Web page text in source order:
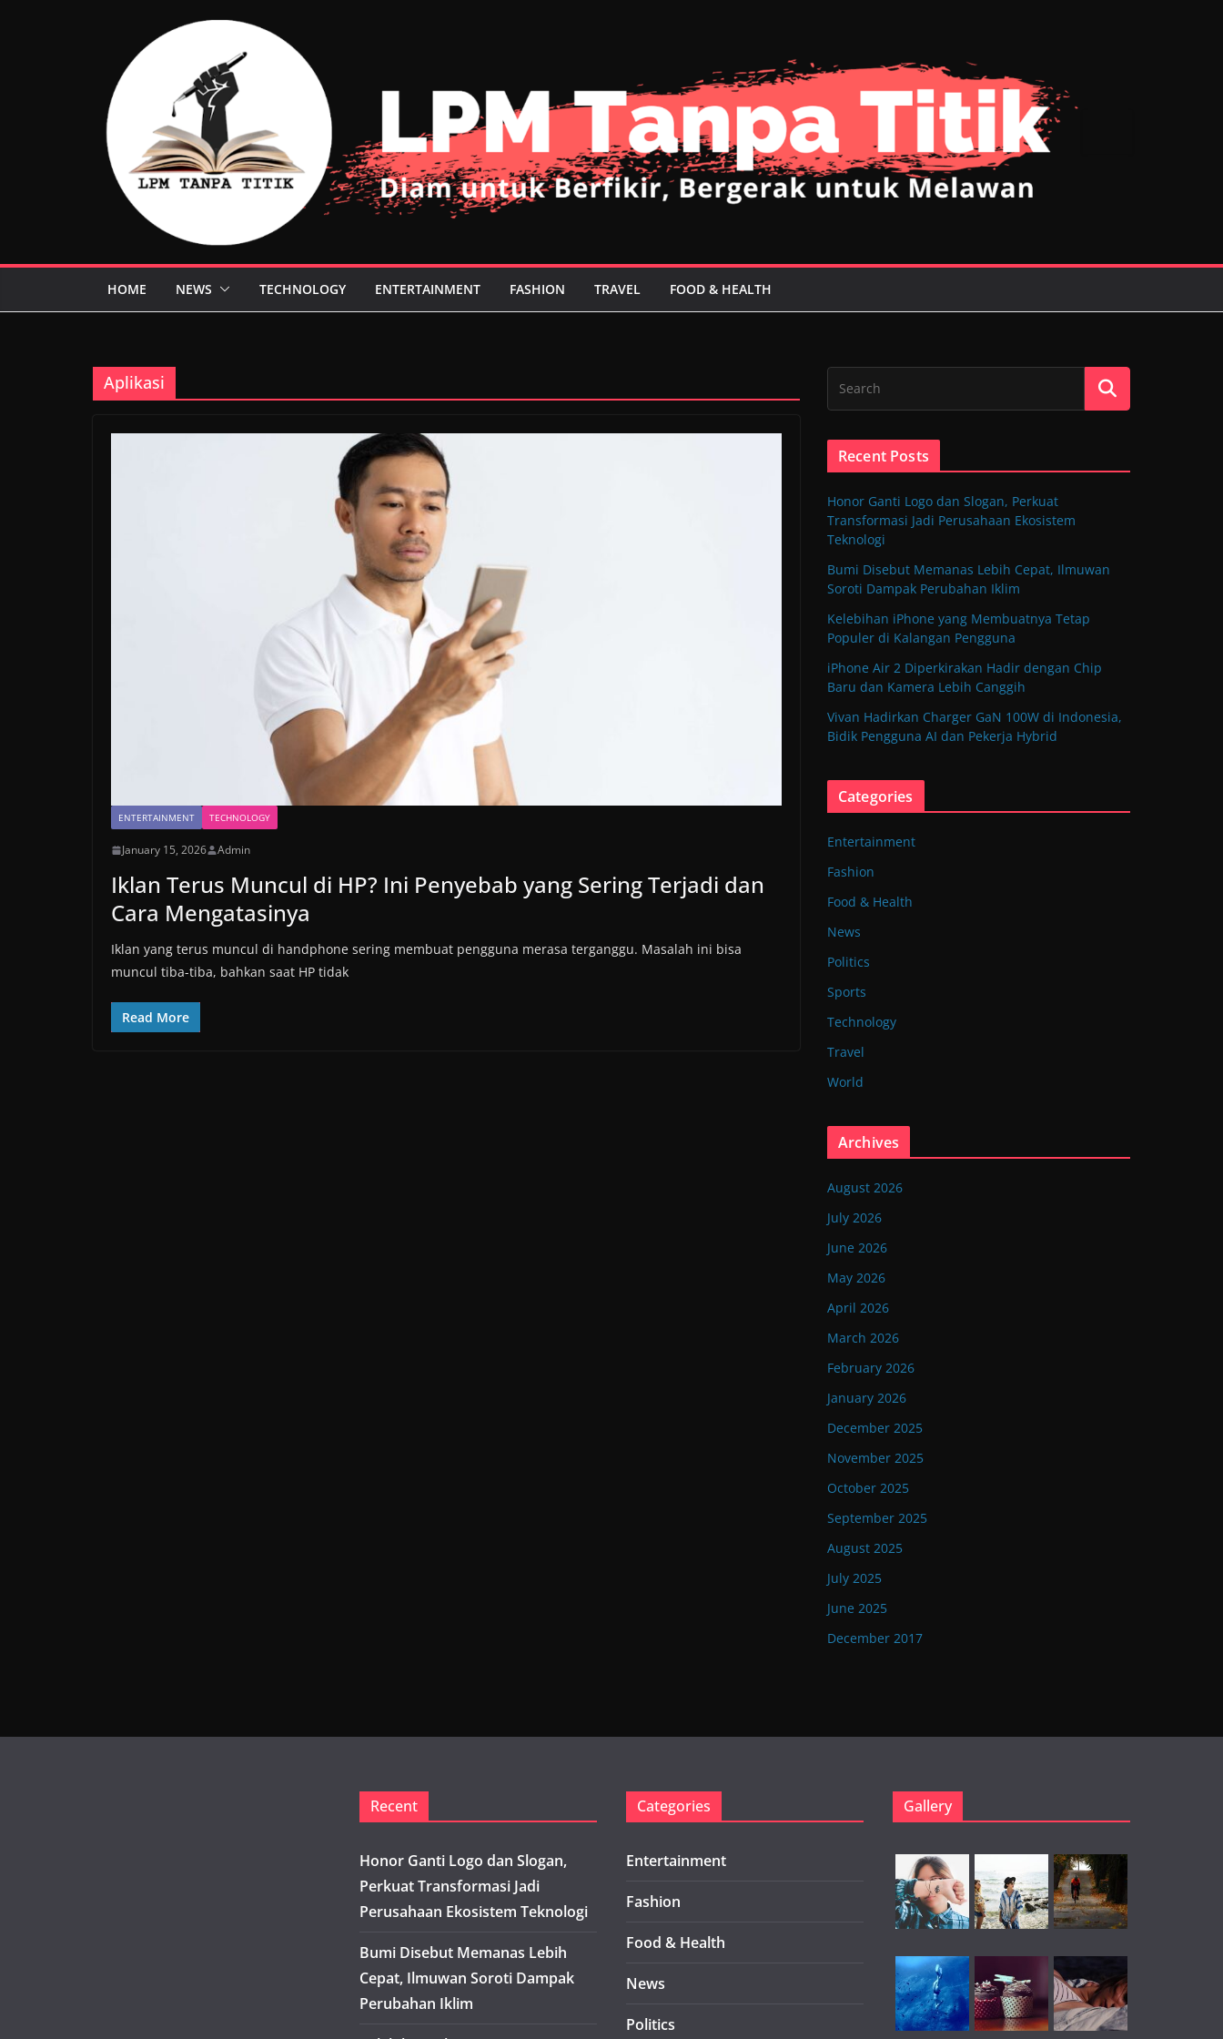
HOME NEWS TECHNOLOGY ENTERTAINMENT FASHION TRAVEL FOOD & HEALTH
Aplikasi
ENTERTAINMENT TECHNOLOGY
January 15, 2026 Admin
Iklan Terus Muncul di HP? Ini Penyebab yang Sering Terjadi dan
Cara Mengatasinya
Iklan yang terus muncul di handphone sering membuat pengguna merasa terganggu. Masalah ini bisa
muncul tiba-tiba, bahkan saat HP tidak
Read More
Recent Posts
Honor Ganti Logo dan Slogan, Perkuat
Transformasi Jadi Perusahaan Ekosistem
Teknologi
Bumi Disebut Memanas Lebih Cepat, Ilmuwan
Soroti Dampak Perubahan Iklim
Kelebihan iPhone yang Membuatnya Tetap
Populer di Kalangan Pengguna
iPhone Air 2 Diperkirakan Hadir dengan Chip
Baru dan Kamera Lebih Canggih
Vivan Hadirkan Charger GaN 100W di Indonesia,
Bidik Pengguna AI dan Pekerja Hybrid
Categories
Entertainment
Fashion
Food & Health
News
Politics
Sports
Technology
Travel
World
Archives
August 2026
July 2026
June 2026
May 2026
April 2026
March 2026
February 2026
January 2026
December 2025
November 2025
October 2025
September 2025
August 2025
July 2025
June 2025
December 2017
Recent
Honor Ganti Logo dan Slogan,
Perkuat Transformasi Jadi
Perusahaan Ekosistem Teknologi
Bumi Disebut Memanas Lebih
Cepat, Ilmuwan Soroti Dampak
Perubahan Iklim
Categories
Entertainment
Fashion
Food & Health
News
Politics
Gallery